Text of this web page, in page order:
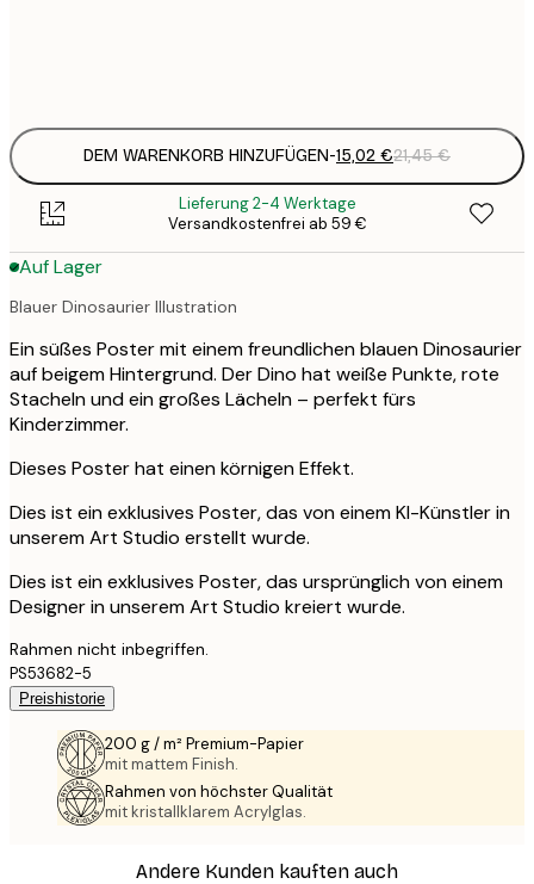
DEM WARENKORB HINZUFÜGEN-15,02 €21,45 €
Lieferung 2-4 Werktage
Versandkostenfrei ab 59 €
Auf Lager
Blauer Dinosaurier Illustration
Ein süßes Poster mit einem freundlichen blauen Dinosaurier
auf beigem Hintergrund. Der Dino hat weiße Punkte, rote
Stacheln und ein großes Lächeln – perfekt fürs
Kinderzimmer.
Dieses Poster hat einen körnigen Effekt.
Dies ist ein exklusives Poster, das von einem KI-Künstler in
unserem Art Studio erstellt wurde.
Dies ist ein exklusives Poster, das ursprünglich von einem
Designer in unserem Art Studio kreiert wurde.
Rahmen nicht inbegriffen.
PS53682-5
Preishistorie
200 g / m² Premium-Papier
mit mattem Finish.
Rahmen von höchster Qualität
mit kristallklarem Acrylglas.
Andere Kunden kauften auch